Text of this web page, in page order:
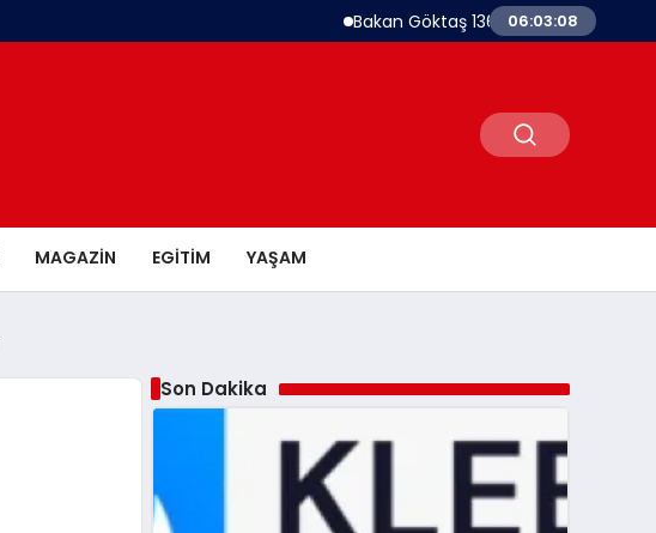
Bakan Göktaş 1367 Kadın Kooperatifine
06:03:09
MAGAZIN EGITIM YAŞAM
Son Dakika